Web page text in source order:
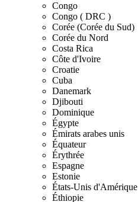
Congo
Congo ( DRC )
Corée (Corée du Sud)
Corée du Nord
Costa Rica
Côte d'Ivoire
Croatie
Cuba
Danemark
Djibouti
Dominique
Égypte
Émirats arabes unis
Équateur
Érythrée
Espagne
Estonie
États-Unis d'Amérique
Éthiopie